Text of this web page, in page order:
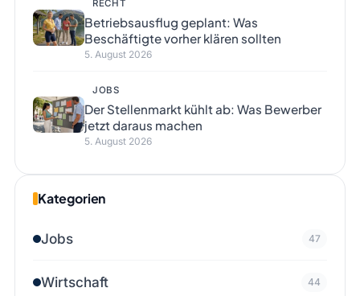
RECHT
Betriebsausflug geplant: Was
Beschäftigte vorher klären sollten
5. August 2026
JOBS
Der Stellenmarkt kühlt ab: Was Bewerber
jetzt daraus machen
5. August 2026
Kategorien
Jobs 47
Wirtschaft 44